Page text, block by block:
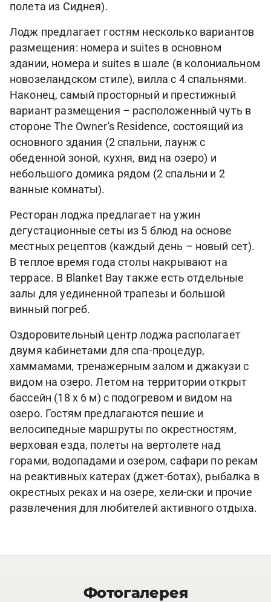
полета из Сиднея).
Лодж предлагает гостям несколько вариантов
размещения: номера и suites в основном
здании, номера и suites в шале (в колониальном
новозеландском стиле), вилла с 4 спальнями.
Наконец, самый просторный и престижный
вариант размещения – расположенный чуть в
стороне The Owner's Residence, состоящий из
основного здания (2 спальни, лаунж с
обеденной зоной, кухня, вид на озеро) и
небольшого домика рядом (2 спальни и 2
ванные комнаты).
Ресторан лоджа предлагает на ужин
дегустационные сеты из 5 блюд на основе
местных рецептов (каждый день – новый сет).
В теплое время года столы накрывают на
террасе. В Blanket Bay также есть отдельные
залы для уединенной трапезы и большой
винный погреб.
Оздоровительный центр лоджа располагает
двумя кабинетами для спа-процедур,
хаммамами, тренажерным залом и джакузи с
видом на озеро. Летом на территории открыт
бассейн (18 х 6 м) с подогревом и видом на
озеро. Гостям предлагаются пешие и
велосипедные маршруты по окрестностям,
верховая езда, полеты на вертолете над
горами, водопадами и озером, сафари по рекам
на реактивных катерах (джет-ботах), рыбалка в
окрестных реках и на озере, хели-ски и прочие
развлечения для любителей активного отдыха.
Фотогалерея